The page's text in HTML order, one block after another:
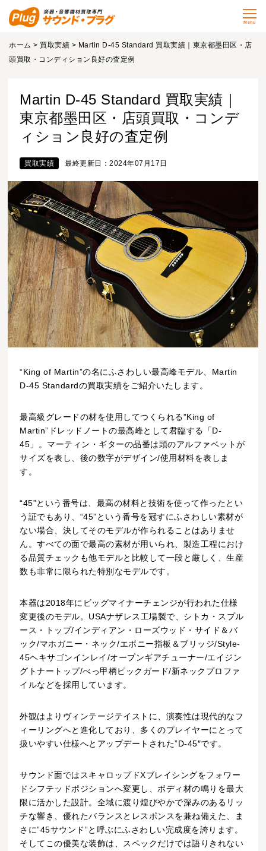
Menu
ホーム > 買取実績 > Martin D-45 Standard 買取実績｜東京都墨田区・店
頭買取・コンディション良好の査定例
Martin D-45 Standard 買取実績｜
東京都墨田区・店頭買取・コンデ
ィション良好の査定例
買取実績 最終更新日：2024年07月17日
“King of Martin”の名にふさわしい最高峰モデル、Martin
D-45 Standardの買取実績をご紹介いたします。
最高級グレードの材を使用してつくられる”King of
Martin”ドレッドノートの最高峰として君臨する「D-
45」。マーティン・ギターの品番は頭のアルファベットが
サイズを表し、後の数字がデザイン/使用材料を表しま
す。
“45”という番号は、最高の材料と技術を使って作ったとい
う証でもあり、“45”という番号を冠すにふさわしい素材が
ない場合、決してそのモデルが作られることはありませ
ん。すべての面で最高の素材が用いられ、製造工程におけ
る品質チェックも他モデルと比較して一段と厳しく、生産
数も非常に限られた特別なモデルです。
本器は2018年にビッグマイナーチェンジが行われた仕様
変更後のモデル。USAナザレス工場製で、シトカ・スプル
ース・トップ/インディアン・ローズウッド・サイド＆バ
ック/マホガニー・ネック/エボニー指板＆ブリッジ/Style-
45ヘキサゴンインレイ/オープンギアチューナー/エイジン
グトナートップ/べっ甲柄ピックガード/新ネックプロファ
イルなどを採用しています。
外観はよりヴィンテージテイストに、演奏性は現代的なフ
ィーリングへと進化しており、多くのプレイヤーにとって
扱いやすい仕様へとアップデートされた”D-45″です。
サウンド面ではスキャロップドXブレイシングをフォワー
ドシフテッドポジションへ変更し、ボディ材の鳴りを最大
限に活かした設計。全域に渡り煌びやかで深みのあるリッ
チな響き、優れたバランスとレスポンスを兼ね備えた、ま
さに”45サウンド”と呼ぶにふさわしい完成度を誇ります。
そしてこの優美な装飾は、スペックだけでは語りきれない